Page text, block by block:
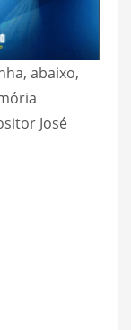
abaixo,
José